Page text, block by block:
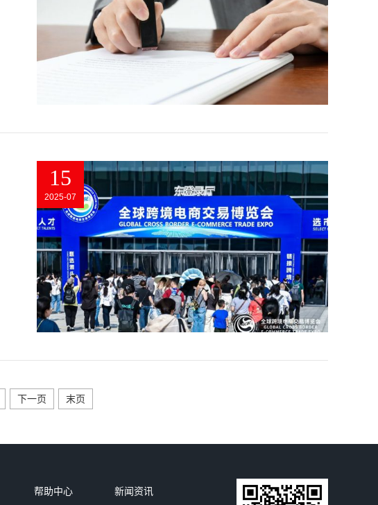
15
2025-07
下一页 末页
帮助中心 新闻资讯